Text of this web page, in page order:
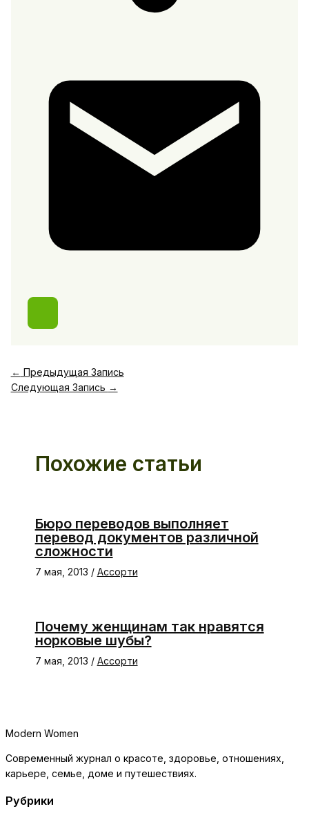
← Предыдущая Запись
Следующая Запись →
Похожие статьи
Бюро переводов выполняет
перевод документов различной
сложности
7 мая, 2013 / Ассорти
Почему женщинам так нравятся
норковые шубы?
7 мая, 2013 / Ассорти
Modern Women
Современный журнал о красоте, здоровье, отношениях,
карьере, семье, доме и путешествиях.
Рубрики